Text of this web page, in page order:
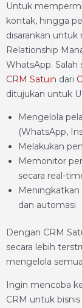
Untuk
kontak, hingga
disarankan
Relationship
WhatsApp. Salah
CRM Satuin dari
ditujukan untuk
Mengelola
(WhatsApp,
Melakukan
Memonitor
secara real-
dan automasi
Dengan CRM
secara lebih
mengelola
Ingin mencoba
CRM untuk